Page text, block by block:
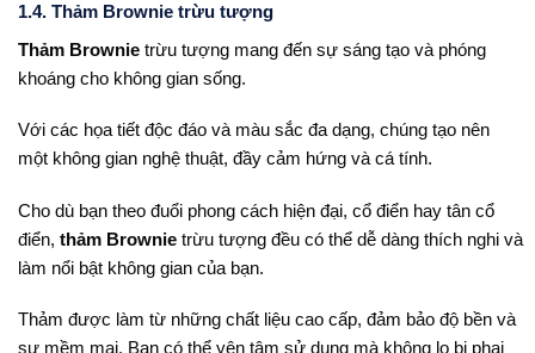
1.4. Thảm Brownie trừu tượng
Thảm Brownie trừu tượng mang đến sự sáng tạo và phóng
khoáng cho không gian sống.
Với các họa tiết độc đáo và màu sắc đa dạng, chúng tạo nên
một không gian nghệ thuật, đầy cảm hứng và cá tính.
Cho dù bạn theo đuổi phong cách hiện đại, cổ điển hay tân cổ
điển, thảm Brownie trừu tượng đều có thể dễ dàng thích nghi và
làm nổi bật không gian của bạn.
Thảm được làm từ những chất liệu cao cấp, đảm bảo độ bền và
sự mềm mại. Bạn có thể yên tâm sử dụng mà không lo bị phai